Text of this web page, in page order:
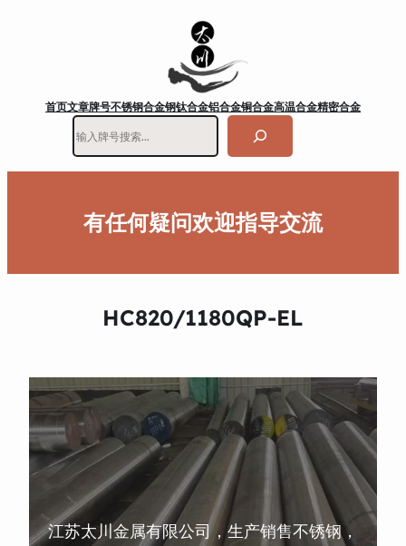
首页文章牌号不锈钢合金钢钛合金铝合金铜合金高温合金精密合金
有任何疑问欢迎指导交流
HC820/1180QP-EL
江苏太川金属有限公司，生产销售不锈钢，